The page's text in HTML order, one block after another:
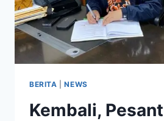
BERITA |NEWS
Kembali,